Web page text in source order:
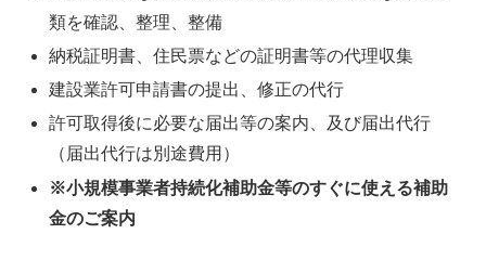
類を確認、整理、整備
納税証明書、住民票などの証明書等の代理収集
建設業許可申請書の提出、修正の代行
許可取得後に必要な届出等の案内、及び届出代行
（届出代行は別途費用）
※小規模事業者持続化補助金等のすぐに使える補助
金のご案内